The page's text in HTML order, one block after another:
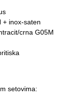
+ inox-saten
crna G05M
setovima: